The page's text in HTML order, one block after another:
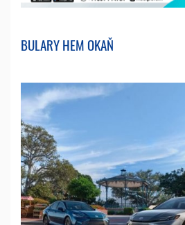
BULARY HEM OKAŇ